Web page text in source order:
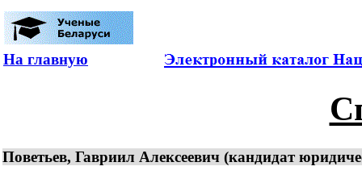
На главную
Поветьев, Гавриил Алексеевич (кандидат